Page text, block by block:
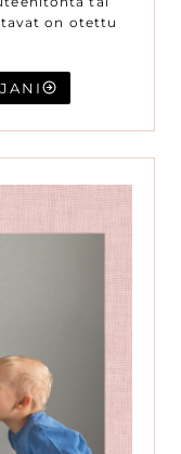
on otettu